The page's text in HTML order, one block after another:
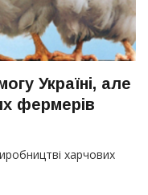
Україні, але
фермерів
харчових